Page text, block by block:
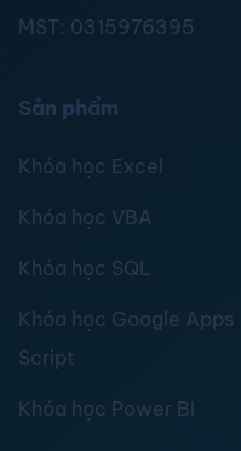
MST: 0315976395
Sản phẩm
Khóa học Excel
Khóa học VBA
Khóa học SQL
Khóa học Google Apps
Script
Khóa học Power BI